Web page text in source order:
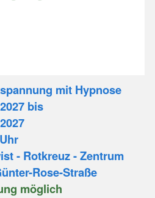
mit Hypnose
bis
- Rotkreuz - Zentrum
Rose-Straße
möglich